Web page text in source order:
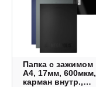
Папка с зажимом
А4, 17мм, 600мкм,
карман внутр.,